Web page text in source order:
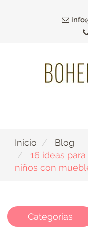
Inicio
Blog
16 ideas
niños con
Categorias